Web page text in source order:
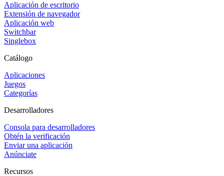
Aplicación de escritorio
Extensión de navegador
Aplicación web
Switchbar
Singlebox
Catálogo
Aplicaciones
Juegos
Categorías
Desarrolladores
Consola para desarrolladores
Obtén la verificación
Enviar una aplicación
Anúnciate
Recursos